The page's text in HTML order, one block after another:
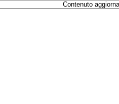
Contenuto